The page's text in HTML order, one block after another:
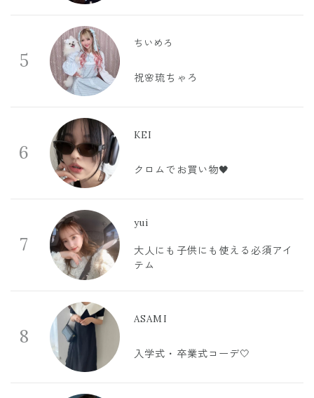
5
ちいめろ
祝🌸琉ちゃろ
6
KEI
クロムでお買い物🖤
7
yui
大人にも子供にも使える必須アイ
テム
8
ASAMI
入学式・卒業式コーデ🤍